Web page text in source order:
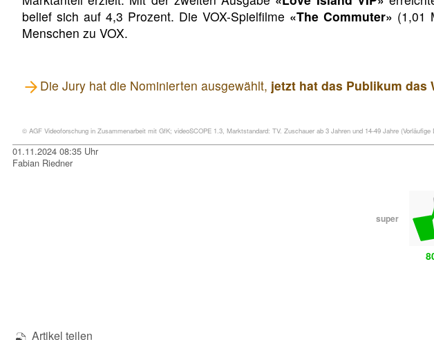
belief sich auf 4,3 Prozent. Die VOX-Spielfilme «The Commuter» (1,01
Menschen zu VOX.
Die Jury hat die Nominierten ausgewählt, jetzt hat das Publikum das
© AGF Videoforschung in Zusammenarbeit mit GfK; videoSCOPE 1.3, Marktstandard: TV. Zuschauer ab 3 Jahren und 14-49 Jahre
01.11.2024 08:35 Uhr
Fabian Riedner
super
Artikel teilen